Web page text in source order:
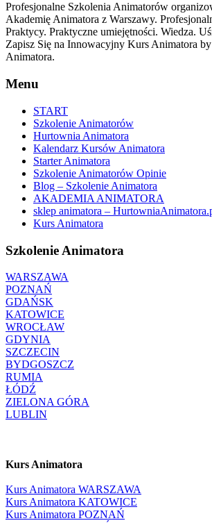
Profesjonalne Szkolenia Animatorów
Akademię Animatora z Warszawy.
Praktycy. Praktyczne umiejętności. Wiedza.
Zapisz Się na Innowacyjny Kurs Animatora
Animatora.
Menu
START
Szkolenie Animatorów
Hurtownia Animatora
Kalendarz Kursów Animatora
Starter Animatora
Szkolenie Animatorów Opinie
Blog – Szkolenie Animatora
AKADEMIA ANIMATORA
sklep animatora –
Kurs Animatora
Szkolenie Animatora
WARSZAWA
POZNAŃ
GDAŃSK
KATOWICE
WROCŁAW
GDYNIA
SZCZECIN
BYDGOSZCZ
RUMIA
ŁÓDŹ
ZIELONA GÓRA
LUBLIN
Kurs Animatora
Kurs Animatora WARSZAWA
Kurs Animatora KATOWICE
Kurs Animatora POZNAŃ